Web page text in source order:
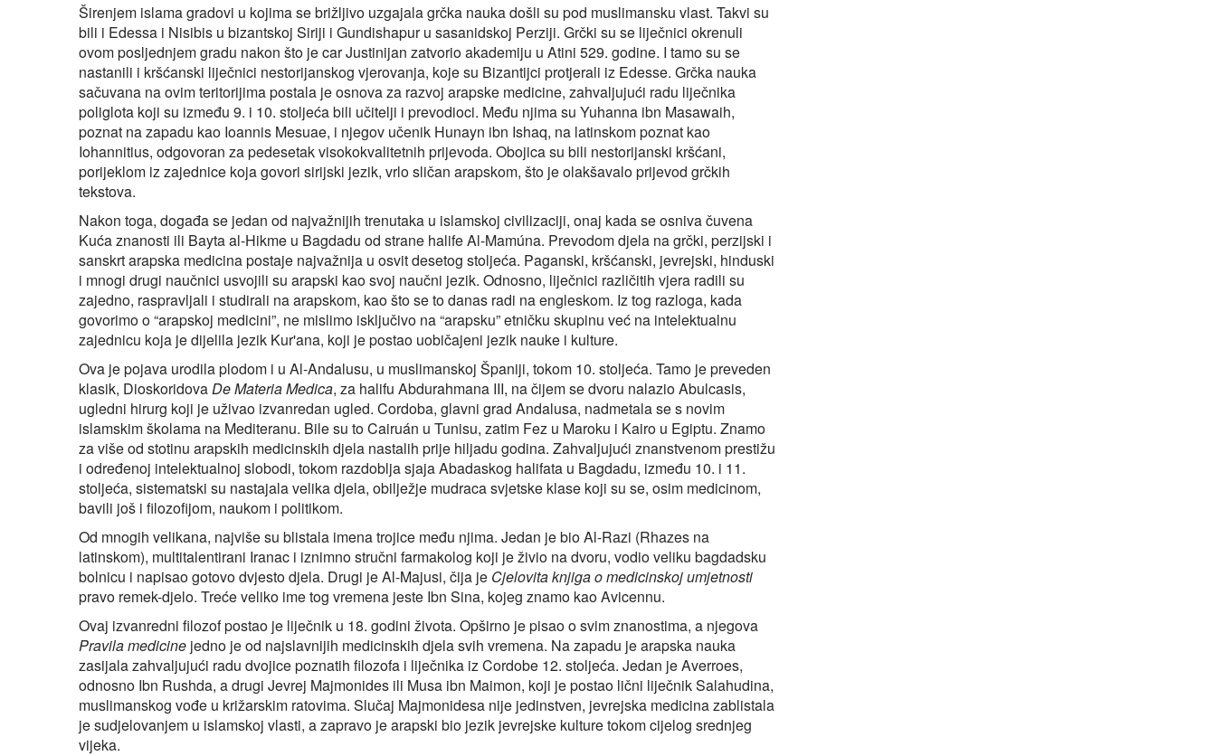
Širenjem islama gradovi u kojima se brižljivo uzgajala grčka nauka došli su pod muslimansku vlast. Takvi su
bili i Edessa i Nisibis u bizantskoj Siriji i Gundishapur u sasanidskoj Perziji. Grčki su se liječnici okrenuli
ovom posljednjem gradu nakon što je car Justinijan zatvorio akademiju u Atini 529. godine. I tamo su se
nastanili i kršćanski liječnici nestorijanskog vjerovanja, koje su Bizantijci protjerali iz Edesse. Grčka nauka
sačuvana na ovim teritorijima postala je osnova za razvoj arapske medicine, zahvaljujući radu liječnika
poliglota koji su između 9. i 10. stoljeća bili učitelji i prevodioci. Među njima su Yuhanna ibn Masawaih,
poznat na zapadu kao Ioannis Mesuae, i njegov učenik Hunayn ibn Ishaq, na latinskom poznat kao
Iohannitius, odgovoran za pedesetak visokokvalitetnih prijevoda. Obojica su bili nestorijanski kršćani,
porijeklom iz zajednice koja govori sirijski jezik, vrlo sličan arapskom, što je olakšavalo prijevod grčkih
tekstova.
Nakon toga, događa se jedan od najvažnijih trenutaka u islamskoj civilizaciji, onaj kada se osniva čuvena
Kuća znanosti ili Bayta al-Hikme u Bagdadu od strane halife Al-Mamúna. Prevodom djela na grčki, perzijski i
sanskrt arapska medicina postaje najvažnija u osvit desetog stoljeća. Paganski, kršćanski, jevrejski, hinduski
i mnogi drugi naučnici usvojili su arapski kao svoj naučni jezik. Odnosno, liječnici različitih vjera radili su
zajedno, raspravljali i studirali na arapskom, kao što se to danas radi na engleskom. Iz tog razloga, kada
govorimo o “arapskoj medicini”, ne mislimo isključivo na “arapsku” etničku skupinu već na intelektualnu
zajednicu koja je dijelila jezik Kur'ana, koji je postao uobičajeni jezik nauke i kulture.
Ova je pojava urodila plodom i u Al-Andalusu, u muslimanskoj Španiji, tokom 10. stoljeća. Tamo je preveden
klasik, Dioskoridova De Materia Medica, za halifu Abdurahmana III, na čijem se dvoru nalazio Abulcasis,
ugledni hirurg koji je uživao izvanredan ugled. Cordoba, glavni grad Andalusa, nadmetala se s novim
islamskim školama na Mediteranu. Bile su to Cairuán u Tunisu, zatim Fez u Maroku i Kairo u Egiptu. Znamo
za više od stotinu arapskih medicinskih djela nastalih prije hiljadu godina. Zahvaljujući znanstvenom prestižu
i određenoj intelektualnoj slobodi, tokom razdoblja sjaja Abadaskog halifata u Bagdadu, između 10. i 11.
stoljeća, sistematski su nastajala velika djela, obilježje mudraca svjetske klase koji su se, osim medicinom,
bavili još i filozofijom, naukom i politikom.
Od mnogih velikana, najviše su blistala imena trojice među njima. Jedan je bio Al-Razi (Rhazes na
latinskom), multitalentirani Iranac i iznimno stručni farmakolog koji je živio na dvoru, vodio veliku bagdadsku
bolnicu i napisao gotovo dvjesto djela. Drugi je Al-Majusi, čija je Cjelovita knjiga o medicinskoj umjetnosti
pravo remek-djelo. Treće veliko ime tog vremena jeste Ibn Sina, kojeg znamo kao Avicennu.
Ovaj izvanredni filozof postao je liječnik u 18. godini života. Opširno je pisao o svim znanostima, a njegova
Pravila medicine jedno je od najslavnijih medicinskih djela svih vremena. Na zapadu je arapska nauka
zasijala zahvaljujući radu dvojice poznatih filozofa i liječnika iz Cordobe 12. stoljeća. Jedan je Averroes,
odnosno Ibn Rushda, a drugi Jevrej Majmonides ili Musa ibn Maimon, koji je postao lični liječnik Salahudina,
muslimanskog vođe u križarskim ratovima. Slučaj Majmonidesa nije jedinstven, jevrejska medicina zablistala
je sudjelovanjem u islamskoj vlasti, a zapravo je arapski bio jezik jevrejske kulture tokom cijelog srednjeg
vijeka.